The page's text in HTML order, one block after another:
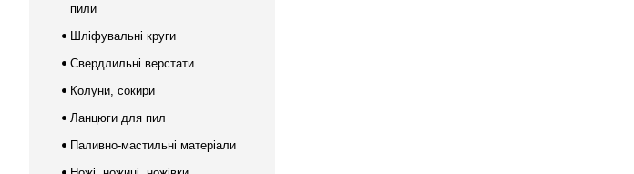
пили
Шліфувальні круги
Свердлильні верстати
Колуни, сокири
Ланцюги для пил
Паливно-мастильні матеріали